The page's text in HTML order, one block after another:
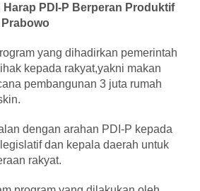
Harap PDI-P Berperan Produktif
yang dihadirkan pemerintah
kepada rakyat,yakni makan
pembangunan 3 juta rumah
dengan arahan PDI-P kepada
dan kepala daerah untuk
rakyat.